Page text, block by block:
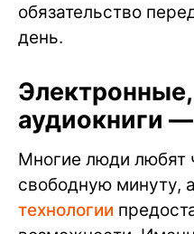
обязательство
день.
аудиокниги
Многие люди любят
свободную минуту,
технологии